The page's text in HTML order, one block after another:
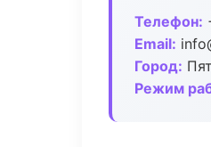
Телефон:
Email:
Город:
Режим